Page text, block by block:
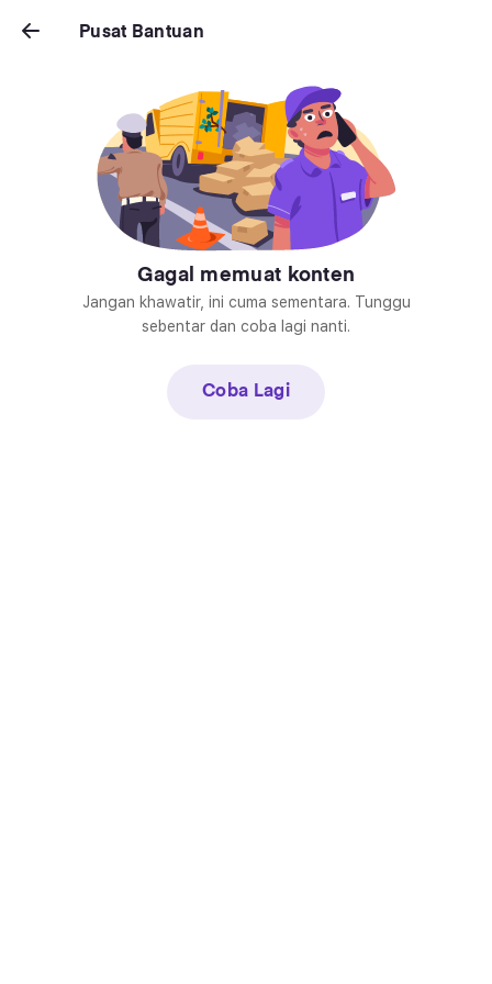
Pusat Bantuan
Pusat Bantuan
Gagal memuat konten
Jangan khawatir, ini cuma sementara. Tunggu
sebentar dan coba lagi nanti.
Coba Lagi